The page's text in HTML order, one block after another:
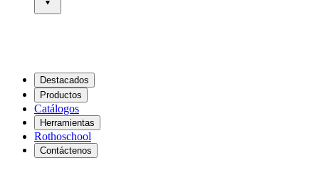
Destacados
Productos
Catálogos
Herramientas
Rothoschool
Contáctenos